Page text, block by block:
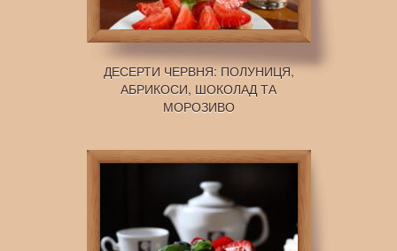
ДЕСЕРТИ ЧЕРВНЯ: ПОЛУНИЦЯ,
АБРИКОСИ, ШОКОЛАД ТА
МОРОЗИВО